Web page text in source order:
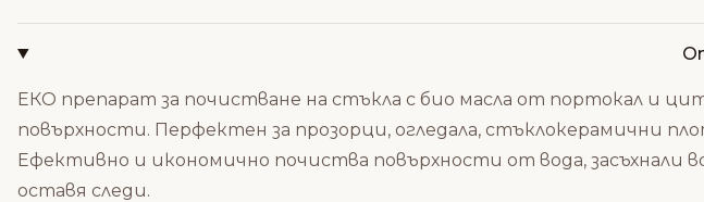
ЕКО препарат за почистване на стъкла с био масла от портокал и
повърхности. Перфектен за прозорци, огледала, стъклокерамични
Ефективно и икономично почиства повърхности от вода, засъхнали
оставя следи.